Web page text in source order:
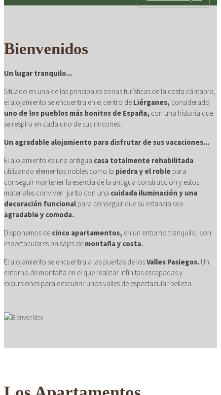
con mimo
CONFORTABLE
ambientes cálidos y
relajados
Bienvenidos
Un lugar tranquilo...
Situado en una de las principales zonas turísticas de la costa cántabra,
el alojamiento se encuentra en el centro de Liérganes, considerado
uno de los pueblos más bonitos de España, con una historia que
se respira en cada uno de sus rincones.
Un agradable alojamiento para disfrutar de sus vacaciones...
El alojamiento es una antigua casa totalmente rehabilitada
utilizando elementos nobles como la piedra y el roble para
conseguir mantener la esencia de la antigua construcción y estos
materiales conviven junto con una cuidada iluminación y una
decoración funcional para conseguir que su estancia sea
agradable y comoda.
Disponemos de cinco apartamentos, en un entorno tranquilo, con
espectaculares paisajes de montaña y costa.
El alojamiento se encuentra a las puertas de losValles Pasiegos. Un
entorno de montaña en el que realizar infinitas escapadas y
excursiones para descubrir unos valles de espectacular belleza.